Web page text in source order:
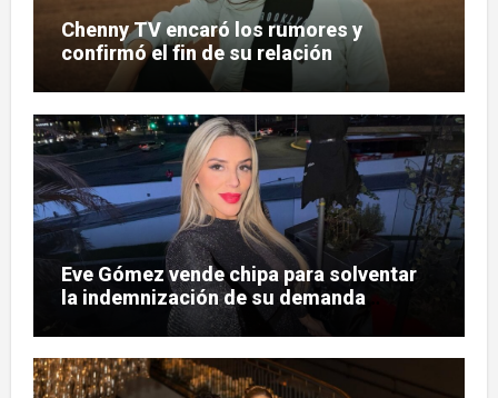
Chenny TV encaró los rumores y
confirmó el fin de su relación
Eve Gómez vende chipa para solventar
la indemnización de su demanda